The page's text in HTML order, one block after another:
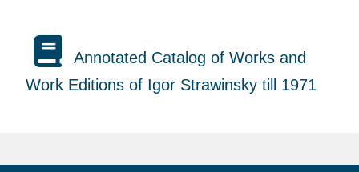
Annotated Catalog of Works and
Work Editions of Igor Strawinsky till 1971